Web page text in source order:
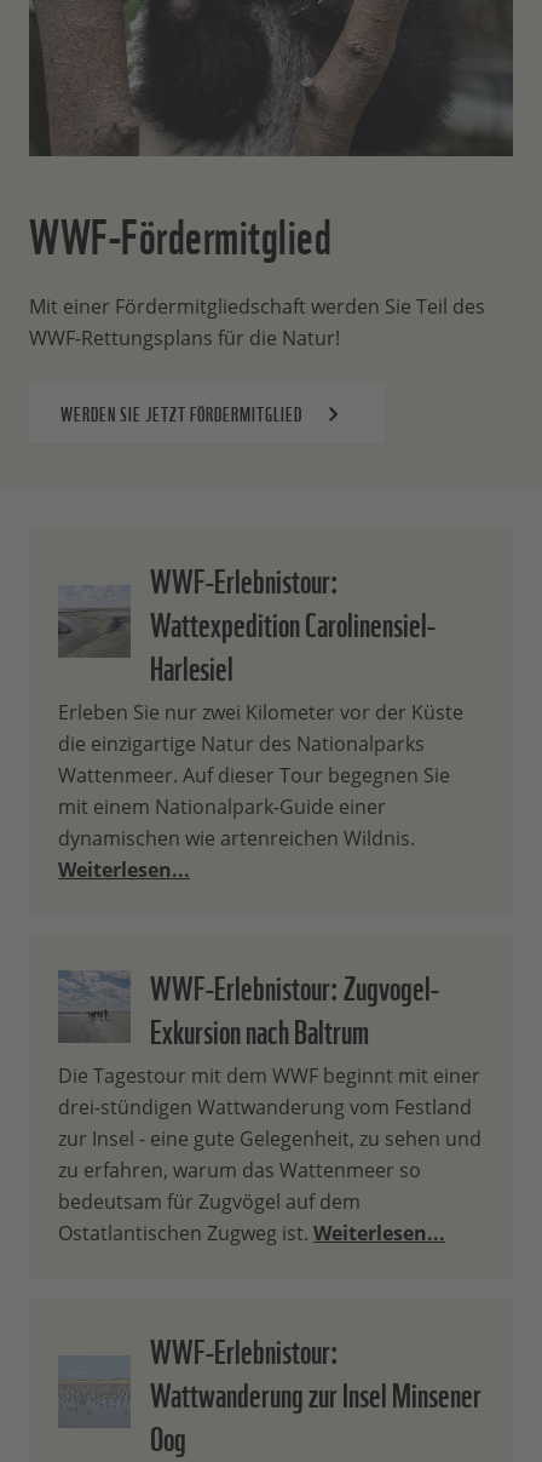
WWF-Fördermitglied
Mit einer Fördermitgliedschaft werden Sie Teil des
WWF-Rettungsplans für die Natur!
WERDEN SIE JETZT FÖRDERMITGLIED
WWF-Erlebnistour:
Wattexpedition Carolinensiel-
Harlesiel
Erleben Sie nur zwei Kilometer vor der Küste
die einzigartige Natur des Nationalparks
Wattenmeer. Auf dieser Tour begegnen Sie
mit einem Nationalpark-Guide einer
dynamischen wie artenreichen Wildnis.
Weiterlesen...
WWF-Erlebnistour: Zugvogel-
Exkursion nach Baltrum
Die Tagestour mit dem WWF beginnt mit einer
drei-stündigen Wattwanderung vom Festland
zur Insel - eine gute Gelegenheit, zu sehen und
zu erfahren, warum das Wattenmeer so
bedeutsam für Zugvögel auf dem
Ostatlantischen Zugweg ist. Weiterlesen...
WWF-Erlebnistour:
Wattwanderung zur Insel Minsener
Oog